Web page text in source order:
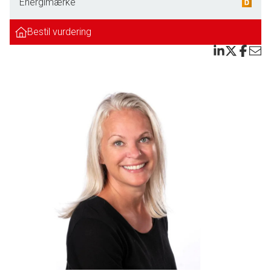
ombygning.
Husets hjerte er den store og lyse stue- og spiseafdeling,
hvor de brede vinduespartier sikrer et skønt lysindfald og en
Det flotte, nyere køkken er holdt i et stilrent og moderne
udtryk med god skabs- og bordplads- perfekt til både
madlavning og som familiens samlingspunkt. Køkkenet
ligger i praktisk forbindelse med boligens opholdsrum.
Boligen rummer flere gode værelser, badeværelser samt
entré, der tilsammen giver en velfungerende hverdag. Hertil
kommer garage og disponibelt rum, som giver ekstra
opbevarings- og anvendelsesmuligheder.
Grunden er højt beliggende og byder på en ugeneret,
Bestil vurdering